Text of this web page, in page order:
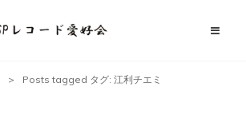
> Posts tagged タグ: 江利チエミ